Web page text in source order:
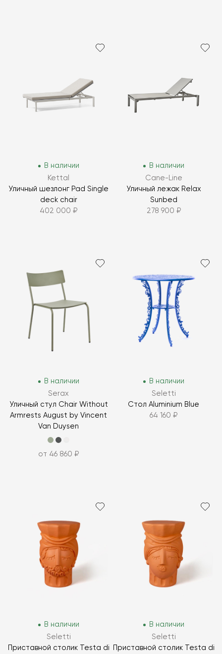
В наличии
Kettal
Уличный шезлонг Pad Single
deck chair
402 000 ₽
В наличии
Cane-Line
Уличный лежак Relax
Sunbed
278 900 ₽
В наличии
Serax
Уличный стул Chair Without
Armrests August by Vincent
Van Duysen
от 46 860 ₽
В наличии
Seletti
Стол Aluminium Blue
64 160 ₽
В наличии
Seletti
Приставной столик Testa di
В наличии
Seletti
Приставной столик Testa di